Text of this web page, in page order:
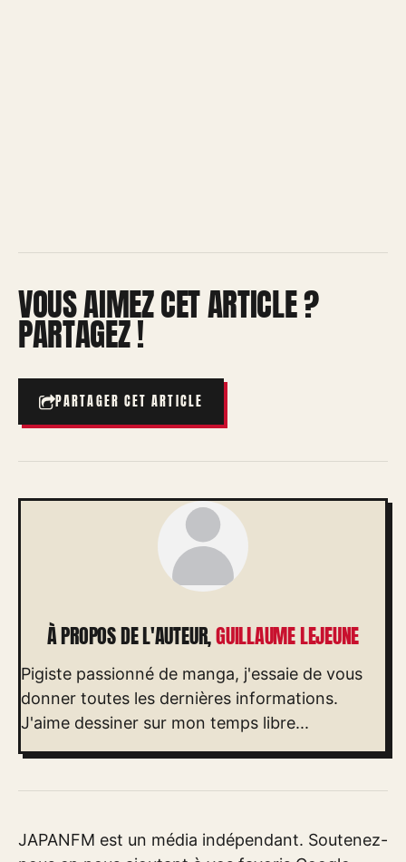
VOUS AIMEZ CET ARTICLE ?
PARTAGEZ !
PARTAGER CET ARTICLE
À PROPOS DE L'AUTEUR,GUILLAUME LEJEUNE
Pigiste passionné de manga, j'essaie de vous
donner toutes les dernières informations.
J'aime dessiner sur mon temps libre...
JAPANFM est un média indépendant. Soutenez-